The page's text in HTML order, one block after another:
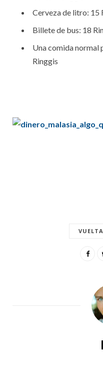
Cerveza de litro: 15
Billete de bus: 18
Una comida normal
Ringgis